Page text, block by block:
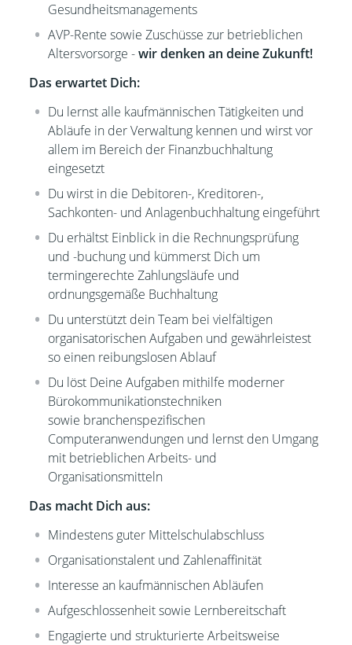
Gesundheitsmanagements
AVP-Rente sowie Zuschüsse zur betrieblichen
Altersvorsorge -wir denken an deine Zukunft!
Das erwartet Dich:
Du lernst alle kaufmännischen Tätigkeiten und
Abläufe in der Verwaltung kennen und wirst vor
allem im Bereich der Finanzbuchhaltung
eingesetzt
Du wirst in die Debitoren-, Kreditoren-,
Sachkonten- und Anlagenbuchhaltung eingeführt
Du erhältst Einblick in die Rechnungsprüfung
und -buchung und kümmerst Dich um
termingerechte Zahlungsläufe und
ordnungsgemäße Buchhaltung
Du unterstützt dein Team bei vielfältigen
organisatorischen Aufgaben und gewährleistest
so einen reibungslosen Ablauf
Du löst Deine Aufgaben mithilfe moderner
Bürokommunikationstechniken
sowie branchenspezifischen
Computeranwendungen und lernst den Umgang
mit betrieblichen Arbeits- und
Organisationsmitteln
Das macht Dich aus:
Mindestens guter Mittelschulabschluss
Organisationstalent und Zahlenaffinität
Interesse an kaufmännischen Abläufen
Aufgeschlossenheit sowie Lernbereitschaft
Engagierte und strukturierte Arbeitsweise